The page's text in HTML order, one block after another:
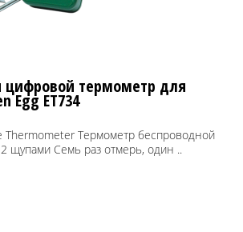
цифровой термометр для
Egg ET734
Thermometer Термометр беспроводной
щупами Семь раз отмерь, один ..